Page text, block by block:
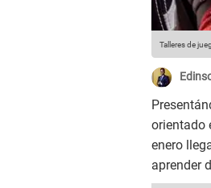
Talleres de
orientado
enero
aprender